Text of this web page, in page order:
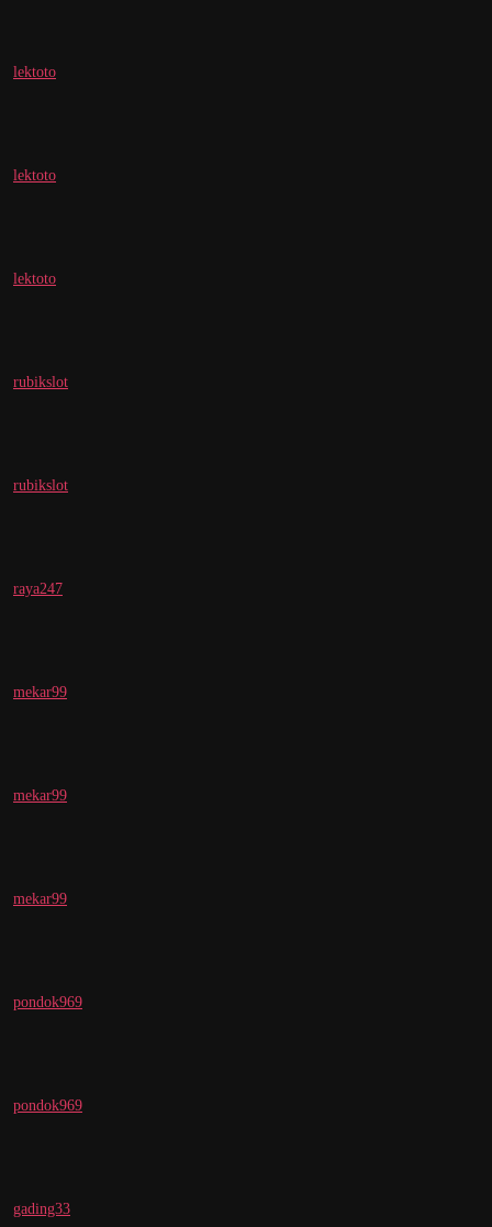
lektoto
lektoto
lektoto
rubikslot
rubikslot
raya247
mekar99
mekar99
mekar99
pondok969
pondok969
gading33